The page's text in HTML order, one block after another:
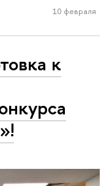
10 февраля
к